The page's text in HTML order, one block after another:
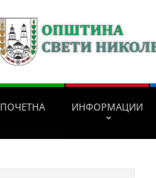
ПОЧЕТНА ИНФОРМАЦИИ